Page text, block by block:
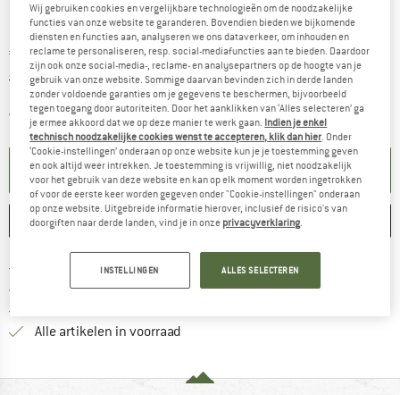
Prijs:
€ 39,95 incl. BTW
excl. VerzendkostenInformatie over de verzendkosten. Opent in een
Artikel momenteel helaas uitverkocht.De link wordt geopend in een
KENNISGEVING AANMAKEN
ONTHOUDEN VERGELIJKEN
Gratis verzending vanaf € 69 (NL)Vind hier de
100 dagen bedenktijdVind de betalingsinformatie hier!
Alle artikelen in voorraad
Wij gebruiken cookies en vergelijkbare technologieën om de noodzakelijke
functies van onze website te garanderen. Bovendien bieden we bijkomende
diensten en functies aan, analyseren we ons dataverkeer, om inhouden en
reclame te personaliseren, resp. social-mediafuncties aan te bieden. Daardoor
zijn ook onze social-media-, reclame- en analysepartners op de hoogte van je
gebruik van onze website. Sommige daarvan bevinden zich in derde landen
zonder voldoende garanties om je gegevens te beschermen, bijvoorbeeld
tegen toegang door autoriteiten. Door het aanklikken van ‘Alles selecteren’ ga
je ermee akkoord dat we op deze manier te werk gaan. Indien je enkel
technisch noodzakelijke cookies wenst te accepteren, klik dan hier . Onder
‘Cookie-instellingen’ onderaan op onze website kun je je toestemming geven
en ook altijd weer intrekken. Je toestemming is vrijwillig, niet noodzakelijk
voor het gebruik van deze website en kan op elk moment worden ingetrokken
of voor de eerste keer worden gegeven onder "Cookie-instellingen" onderaan
op onze website. Uitgebreide informatie hierover, inclusief de risico's van
doorgiften naar derde landen, vind je in onze privacyverklaring
INSTELLINGEN ALLES SELECTEREN